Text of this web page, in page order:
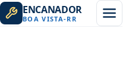
ENCANADOR
BOA VISTA-RR